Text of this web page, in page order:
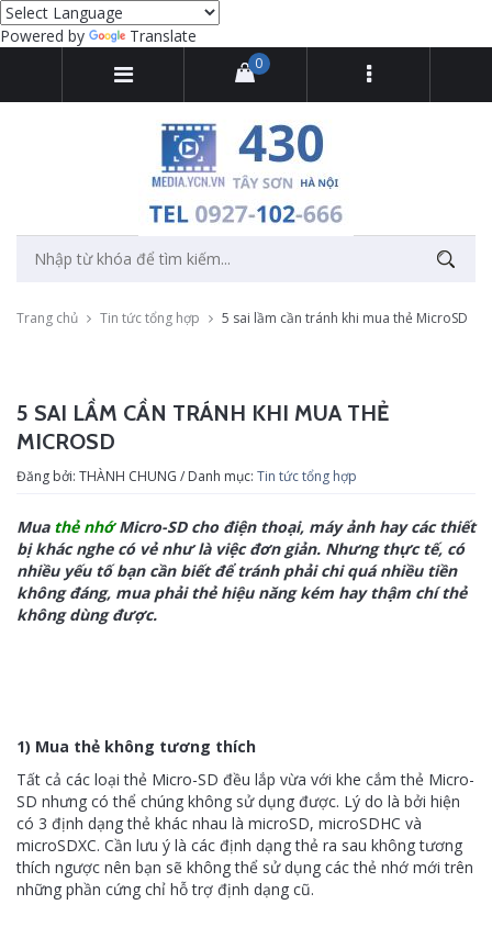
Powered by Translate
0
Trang chủ Tin tức tổng hợp 5 sai lầm cần tránh khi mua thẻ MicroSD
5 SAI LẦM CẦN TRÁNH KHI MUA THẺ
MICROSD
Đăng bởi: THÀNH CHUNG / Danh mục: Tin tức tổng hợp
Mua thẻ nhớMicro-SD cho điện thoại, máy ảnh hay các thiết
bị khác nghe có vẻ như là việc đơn giản. Nhưng thực tế, có
nhiều yếu tố bạn cần biết để tránh phải chi quá nhiều tiền
không đáng, mua phải thẻ hiệu năng kém hay thậm chí thẻ
không dùng được.
1) Mua thẻ không tương thích
Tất cả các loại thẻ Micro-SD đều lắp vừa với khe cắm thẻ Micro-
SD nhưng có thể chúng không sử dụng được. Lý do là bởi hiện
có 3 định dạng thẻ khác nhau là microSD, microSDHC và
microSDXC. Cần lưu ý là các định dạng thẻ ra sau không tương
thích ngược nên bạn sẽ không thể sử dụng các thẻ nhớ mới trên
những phần cứng chỉ hỗ trợ định dạng cũ.